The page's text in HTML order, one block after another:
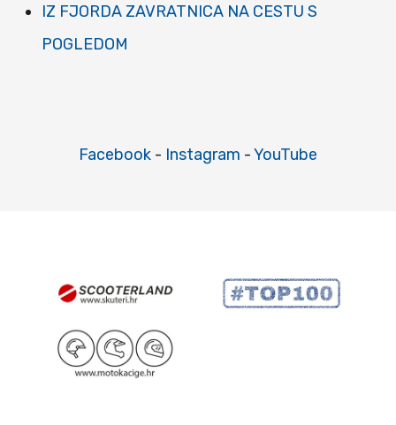
IZ FJORDA ZAVRATNICA NA CESTU S
POGLEDOM
Facebook - Instagram -YouTube